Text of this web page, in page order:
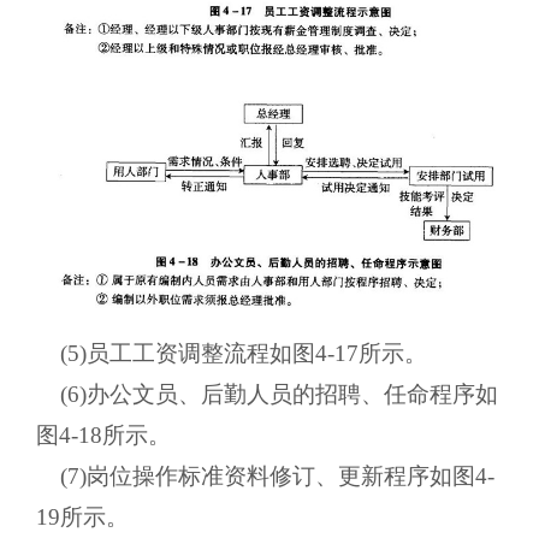
(5)员工工资调整流程如图4-17所示。
(6)办公文员、后勤人员的招聘、任命程序如
图4-18所示。
(7)岗位操作标准资料修订、更新程序如图4-
19所示。